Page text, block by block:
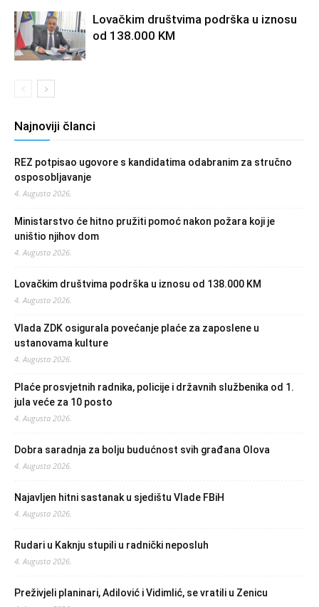
Lovačkim društvima podrška u iznosu
od 138.000 KM
Najnoviji članci
REZ potpisao ugovore s kandidatima odabranim za stručno
osposobljavanje
4. Augusta 2026.
Ministarstvo će hitno pružiti pomoć nakon požara koji je
uništio njihov dom
4. Augusta 2026.
Lovačkim društvima podrška u iznosu od 138.000 KM
4. Augusta 2026.
Vlada ZDK osigurala povećanje plaće za zaposlene u
ustanovama kulture
4. Augusta 2026.
Plaće prosvjetnih radnika, policije i državnih službenika od 1.
jula veće za 10 posto
4. Augusta 2026.
Dobra saradnja za bolju budućnost svih građana Olova
4. Augusta 2026.
Najavljen hitni sastanak u sjedištu Vlade FBiH
4. Augusta 2026.
Rudari u Kaknju stupili u radnički neposluh
4. Augusta 2026.
Preživjeli planinari, Adilović i Vidimlić, se vratili u Zenicu